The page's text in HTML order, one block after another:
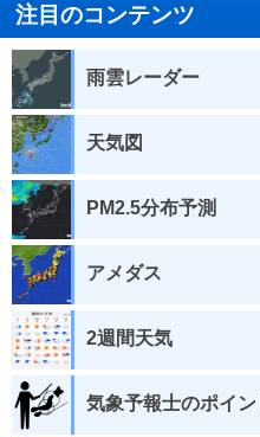
注目のコンテンツ
雨雲レーダー
天気図
PM2.5分布予測
アメダス
2週間天気
気象予報士のポイ